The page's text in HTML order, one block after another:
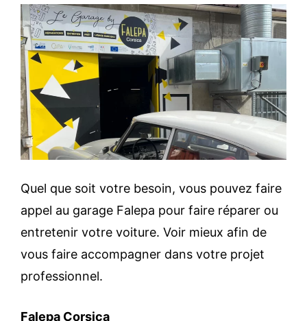
Quel que soit votre besoin, vous pouvez faire
appel au garage Falepa pour faire réparer ou
entretenir votre voiture. Voir mieux afin de
vous faire accompagner dans votre projet
professionnel.
Falepa Corsica